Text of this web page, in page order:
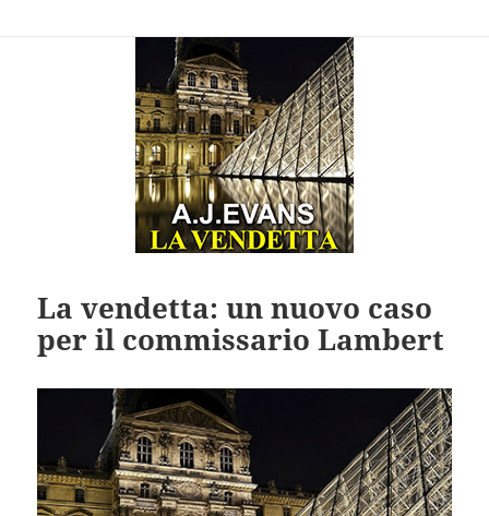
La vendetta: un nuovo caso
per il commissario Lambert